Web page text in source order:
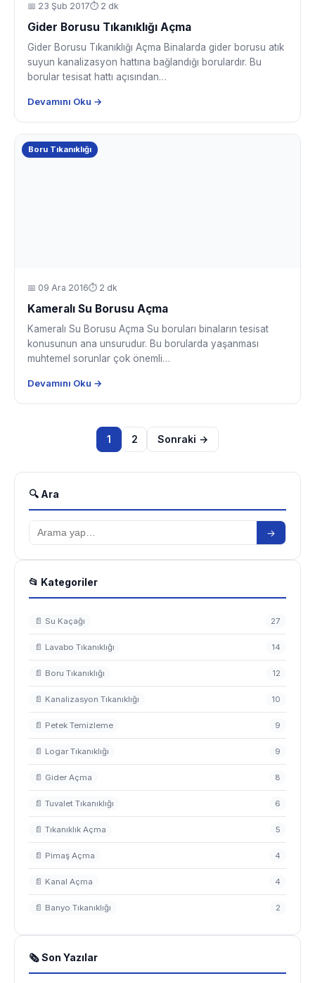
📅 23 Şub 2017⏱ 2 dk
Gider Borusu Tıkanıklığı Açma
Gider Borusu Tıkanıklığı Açma Binalarda gider borusu atık
suyun kanalizasyon hattına bağlandığı borulardır. Bu
borular tesisat hattı açısından…
Devamını Oku →
Boru Tıkanıklığı
📅 09 Ara 2016⏱ 2 dk
Kameralı Su Borusu Açma
Kameralı Su Borusu Açma Su boruları binaların tesisat
konusunun ana unsurudur. Bu borularda yaşanması
muhtemel sorunlar çok önemli…
Devamını Oku →
1 2 Sonraki →
🔍 Ara
→
📂 Kategoriler
📄 Su Kaçağı 27
📄 Lavabo Tıkanıklığı 14
📄 Boru Tıkanıklığı 12
📄 Kanalizasyon Tıkanıklığı 10
📄 Petek Temizleme 9
📄 Logar Tıkanıklığı 9
📄 Gider Açma 8
📄 Tuvalet Tıkanıklığı 6
📄 Tıkanıklık Açma 5
📄 Pimaş Açma 4
📄 Kanal Açma 4
📄 Banyo Tıkanıklığı 2
🗞 Son Yazılar